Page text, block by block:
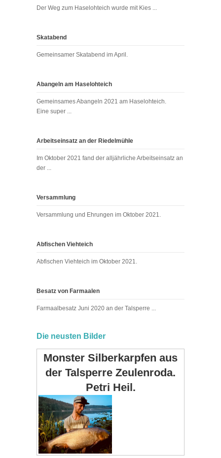
Der Weg zum Haselohteich wurde mit Kies ...
Skatabend
Gemeinsamer Skatabend im April.
Abangeln am Haselohteich
Gemeinsames Abangeln 2021 am Haselohteich.
Eine super ...
Arbeitseinsatz an der Riedelmühle
Im Oktober 2021 fand der alljährliche Arbeitseinsatz an
der ...
Versammlung
Versammlung und Ehrungen im Oktober 2021.
Abfischen Viehteich
Abfischen Viehteich im Oktober 2021.
Besatz von Farmaalen
Farmaalbesatz Juni 2020 an der Talsperre ...
Die neusten Bilder
Monster Silberkarpfen aus
der Talsperre Zeulenroda.
Petri Heil.